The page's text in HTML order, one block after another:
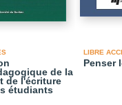
de la
de l'écriture
étudiants
LIBRE
Penser